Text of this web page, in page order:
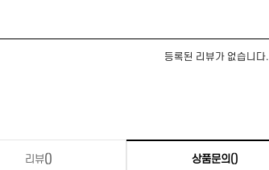
등록된 리뷰가 없습니다.
리뷰() 상품문의 ()